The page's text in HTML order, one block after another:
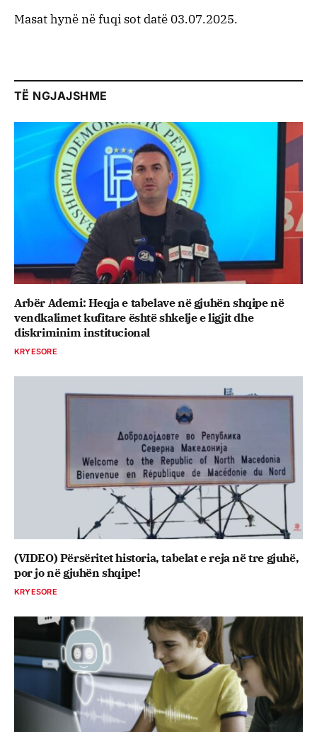
Masat hynë në fuqi sot datë 03.07.2025.
TË NGJAJSHME
Arbër Ademi: Heqja e tabelave në gjuhën shqipe në
vendkalimet kufitare është shkelje e ligjit dhe
diskriminim institucional
KRYESORE
(VIDEO) Përsëritet historia, tabelat e reja në tre gjuhë,
por jo në gjuhën shqipe!
KRYESORE